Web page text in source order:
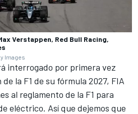
Verstappen, Red Bull Racing,
Images
interrogado por primera vez
la F1 de su fórmula 2027, FIA
al reglamento de la F1 para
eléctrico. Así que dejemos que